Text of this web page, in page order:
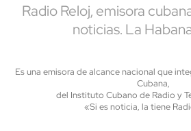
Radio Reloj, emisora
noticias. La
Es una emisora de alcance nacional que
Cubana,
del Instituto Cubano de Radio y
«Si es noticia, la tiene